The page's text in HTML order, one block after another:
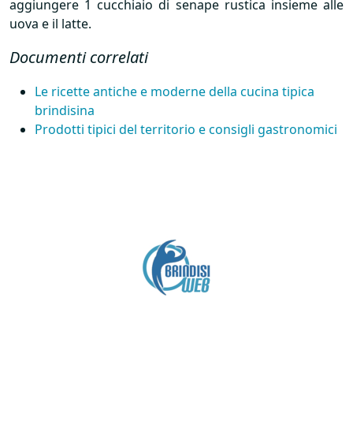
aggiungere 1 cucchiaio di senape rustica insieme alle
uova e il latte.
Documenti correlati
Le ricette antiche e moderne della cucina tipica
brindisina
Prodotti tipici del territorio e consigli gastronomici